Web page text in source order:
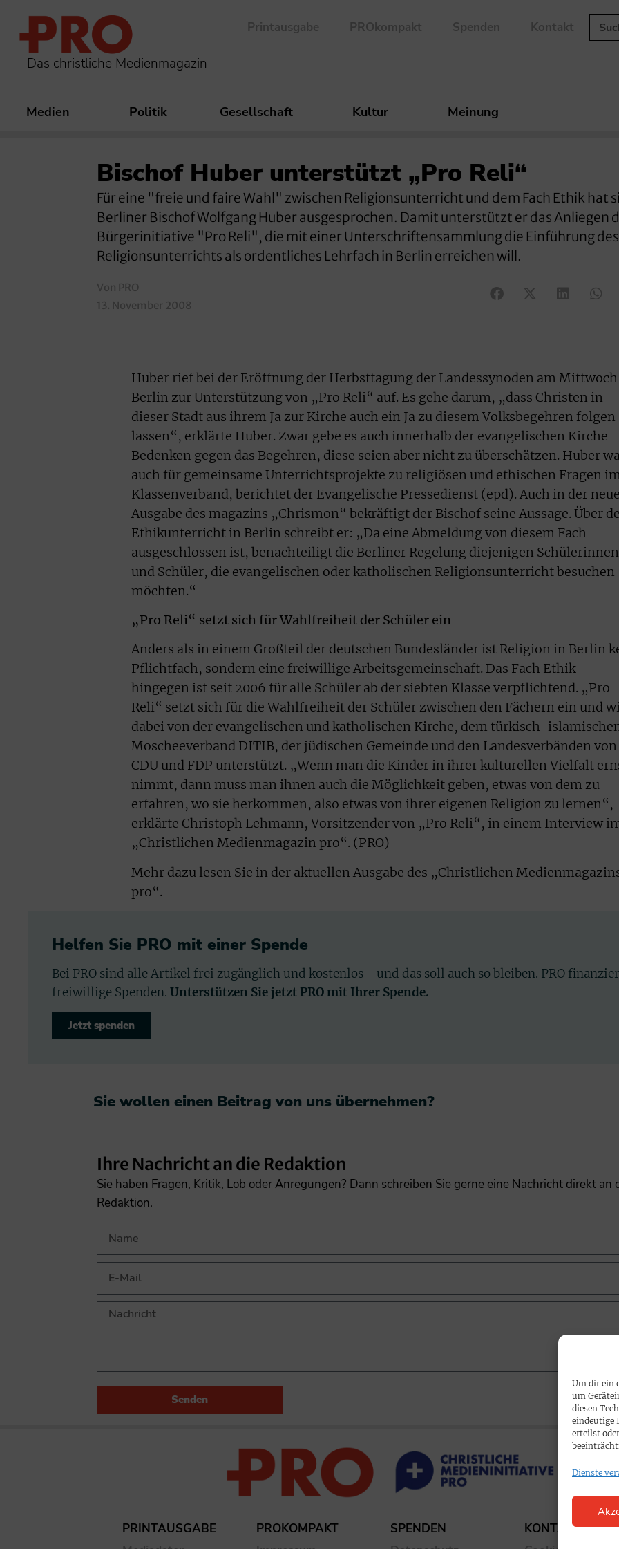
Um dir ein
um
diesen
eindeutige
erteilst
Dienste
Das christliche Medienmagazin
Printausgabe PROkompakt Spenden Kontakt
Medien Politik Gesellschaft Kultur Meinung
Bischof Huber unterstützt „Pro Reli“
Für eine "freie und faire Wahl" zwischen Religionsunterricht und dem Fach Ethik hat
Berliner Bischof Wolfgang Huber ausgesprochen. Damit unterstützt er das Anliegen
Bürgerinitiative "Pro Reli", die mit einer Unterschriftensammlung die Einführung des
Religionsunterrichts als ordentliches Lehrfach in Berlin erreichen will.
Von PRO
13. November 2008
Huber rief bei der Eröffnung der Herbsttagung der Landessynoden am
Berlin zur Unterstützung von „Pro Reli“ auf. Es gehe darum, „dass Christen in
dieser Stadt aus ihrem Ja zur Kirche auch ein Ja zu diesem Volksbegehren folgen
lassen“, erklärte Huber. Zwar gebe es auch innerhalb der evangelischen Kirche
Bedenken gegen das Begehren, diese seien aber nicht zu überschätzen. Huber
auch für gemeinsame Unterrichtsprojekte zu religiösen und ethischen Fragen
Klassenverband, berichtet der Evangelische Pressedienst (epd). Auch in der
Ausgabe des magazins „Chrismon“ bekräftigt der Bischof seine Aussage. Über
Ethikunterricht in Berlin schreibt er: „Da eine Abmeldung von diesem Fach
ausgeschlossen ist, benachteiligt die Berliner Regelung diejenigen Schülerinnen
und Schüler, die evangelischen oder katholischen Religionsunterricht besuchen
möchten.“
„Pro Reli“ setzt sich für Wahlfreiheit der Schüler ein
Anders als in einem Großteil der deutschen Bundesländer ist Religion in Berlin
Pflichtfach, sondern eine freiwillige Arbeitsgemeinschaft. Das Fach Ethik
hingegen ist seit 2006 für alle Schüler ab der siebten Klasse verpflichtend. „Pro
Reli“ setzt sich für die Wahlfreiheit der Schüler zwischen den Fächern ein und
dabei von der evangelischen und katholischen Kirche, dem türkisch-
Moscheeverband DITIB, der jüdischen Gemeinde und den Landesverbänden von
CDU und FDP unterstützt. „Wenn man die Kinder in ihrer kulturellen Vielfalt
nimmt, dann muss man ihnen auch die Möglichkeit geben, etwas von dem zu
erfahren, wo sie herkommen, also etwas von ihrer eigenen Religion zu lernen“,
erklärte Christoph Lehmann, Vorsitzender von „Pro Reli“, in einem Interview
„Christlichen Medienmagazin pro“. (PRO)
Mehr dazu lesen Sie in der aktuellen Ausgabe des „Christlichen
pro“.
Helfen Sie PRO mit einer Spende
Bei PRO sind alle Artikel frei zugänglich und kostenlos - und das soll auch so bleiben. PRO
freiwillige Spenden. Unterstützen Sie jetzt PRO mit Ihrer Spende.
Jetzt spenden
Sie wollen einen Beitrag von uns übernehmen?​
Ihre Nachricht an die Redaktion
Sie haben Fragen, Kritik, Lob oder Anregungen? Dann schreiben Sie gerne eine Nachricht direkt an
Redaktion.
Senden
PRINTAUSGABE
PROKOMPAKT
SPENDEN
KONTAKT